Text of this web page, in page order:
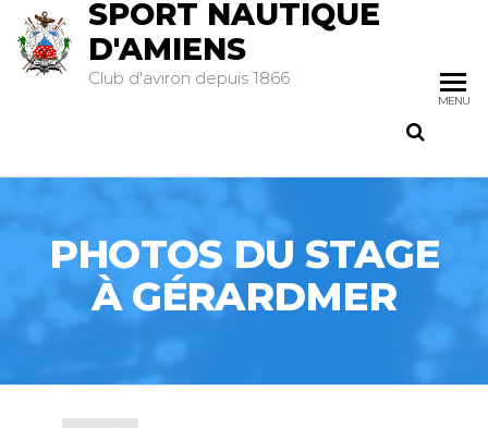
SPORT NAUTIQUE
D'AMIENS
Club d'aviron depuis 1866
MENU
PHOTOS DU STAGE
À GÉRARDMER